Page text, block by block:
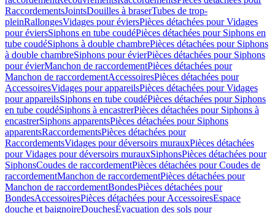
RaccordementsJointsDouilles à braserTubes de trop-
pleinRallongesVidages pour éviersPièces détachées pour Vidages
pour éviersSiphons en tube coudéPièces détachées pour Siphons en
tube coudéSiphons à double chambrePièces détachées pour Siphons
à double chambreSiphons pour évierPièces détachées pour Siphons
pour évierManchon de raccordementPièces détachées pour
Manchon de raccordementAccessoiresPièces détachées pour
AccessoiresVidages pour appareilsPièces détachées pour Vidages
pour appareilsSiphons en tube coudéPièces détachées pour Siphons
en tube coudéSiphons à encastrerPièces détachées pour Siphons à
encastrerSiphons apparentsPièces détachées pour Siphons
apparentsRaccordementsPièces détachées pour
RaccordementsVidages pour déversoirs murauxPièces détachées
pour Vidages pour déversoirs murauxSiphonsPièces détachées pour
SiphonsCoudes de raccordementPièces détachées pour Coudes de
raccordementManchon de raccordementPièces détachées pour
Manchon de raccordementBondesPièces détachées pour
BondesAccessoiresPièces détachées pour AccessoiresEspace
douche et baignoireDouchesÉvacuation des sols pour